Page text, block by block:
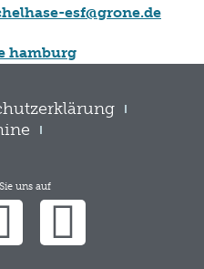
esf@grone.de
hamburg
uns auf